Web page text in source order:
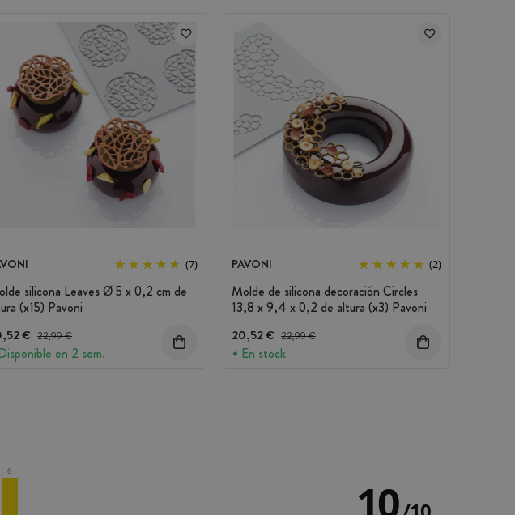
(7)
silicona Leaves Ø 5 x 0,2 cm de
(x15) Pavoni
€ Precio antes del descuento
22,99 €
en 2 sem.
PAVONI (2)
Molde de silicona decoración Circles
13,8 x 9,4 x 0,2 de altura (x3) Pavoni
20,52 € Precio antes del descuento
22,99 €
En stock
6
10